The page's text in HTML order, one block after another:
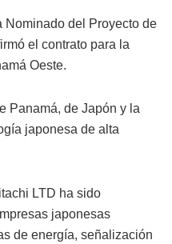
Nominado del Proyecto de
el contrato para la
Oeste.
Panamá, de Japón y la
japonesa de alta
LTD ha sido
japonesas
de energía, señalización